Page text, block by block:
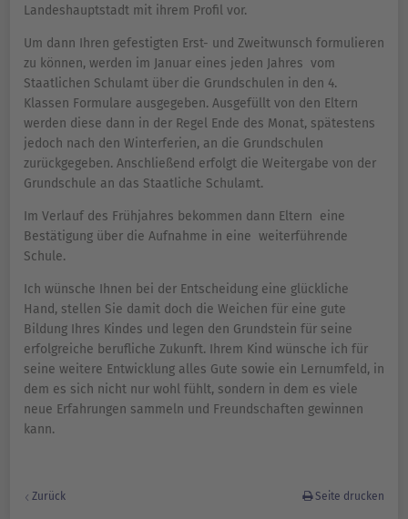
Landeshauptstadt mit ihrem Profil vor.
Um dann Ihren gefestigten Erst- und Zweitwunsch formulieren
zu können, werden im Januar eines jeden Jahres vom
Staatlichen Schulamt über die Grundschulen in den 4.
Klassen Formulare ausgegeben. Ausgefüllt von den Eltern
werden diese dann in der Regel Ende des Monat, spätestens
jedoch nach den Winterferien, an die Grundschulen
zurückgegeben. Anschließend erfolgt die Weitergabe von der
Grundschule an das Staatliche Schulamt.
Im Verlauf des Frühjahres bekommen dann Eltern eine
Bestätigung über die Aufnahme in eine weiterführende
Schule.
Ich wünsche Ihnen bei der Entscheidung eine glückliche
Hand, stellen Sie damit doch die Weichen für eine gute
Bildung Ihres Kindes und legen den Grundstein für seine
erfolgreiche berufliche Zukunft. Ihrem Kind wünsche ich für
seine weitere Entwicklung alles Gute sowie ein Lernumfeld, in
dem es sich nicht nur wohl fühlt, sondern in dem es viele
neue Erfahrungen sammeln und Freundschaften gewinnen
kann.
Zurück Seite drucken